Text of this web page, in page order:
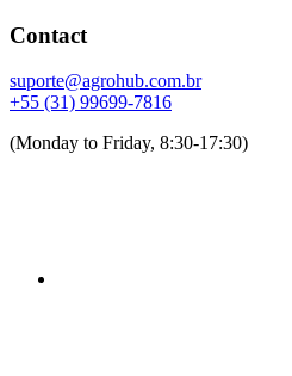
Contact
suporte@agrohub.com.br
+55 (31) 99699-7816
(Monday to Friday, 8:30-17:30)